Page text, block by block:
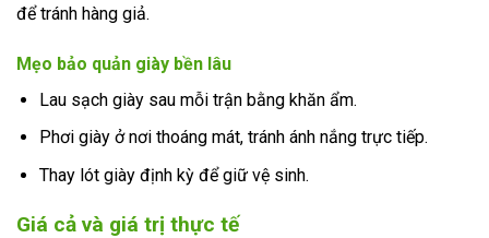
để tránh hàng giả.
Mẹo bảo quản giày bền lâu
Lau sạch giày sau mỗi trận bằng khăn ẩm.
Phơi giày ở nơi thoáng mát, tránh ánh nắng trực tiếp.
Thay lót giày định kỳ để giữ vệ sinh.
Giá cả và giá trị thực tế